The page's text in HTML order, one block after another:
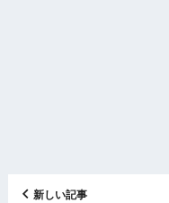
新しい記事